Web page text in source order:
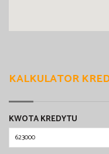
KALKULATOR
KWOTA KREDYTU